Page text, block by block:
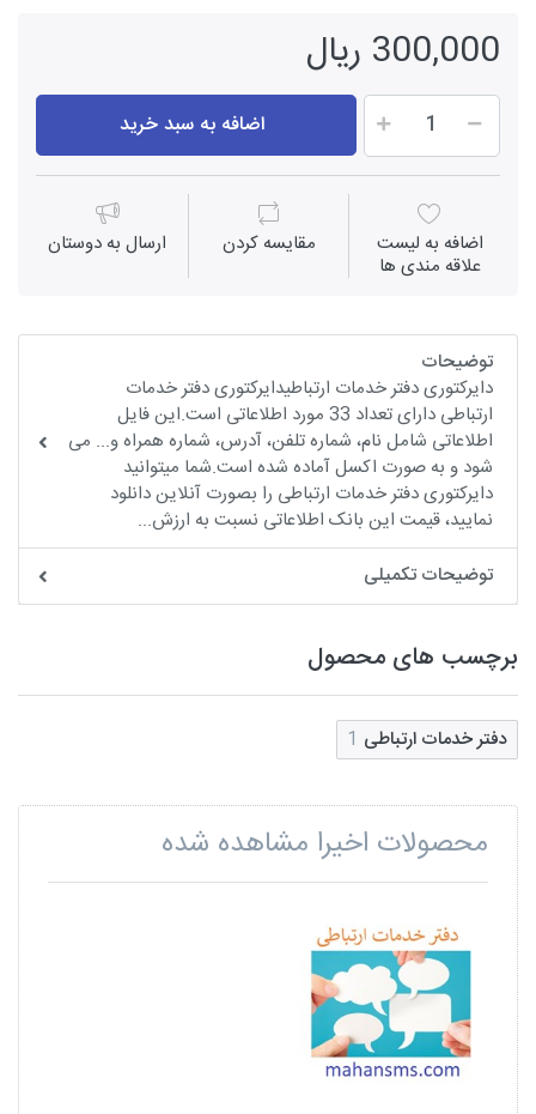
300,000 ریال
اضافه به سبد خرید
اضافه به لیست
علاقه مندی ها
مقايسه كردن ارسال به دوستان
توضیحات
دایرکتوری دفتر خدمات ارتباطیدایرکتوری دفتر خدمات
ارتباطی دارای تعداد 33 مورد اطلاعاتی است.این فایل
اطلاعاتی شامل نام، شماره تلفن، آدرس، شماره همراه و... می
شود و به صورت اکسل آماده شده است.شما میتوانید
دایرکتوری دفتر خدمات ارتباطی را بصورت آنلاین دانلود
نمایید، قیمت این بانک اطلاعاتی نسبت به ارزش...
توضیحات تکمیلی
برچسب های محصول
دفتر خدمات ارتباطی 1
محصولات اخیرا مشاهده شده